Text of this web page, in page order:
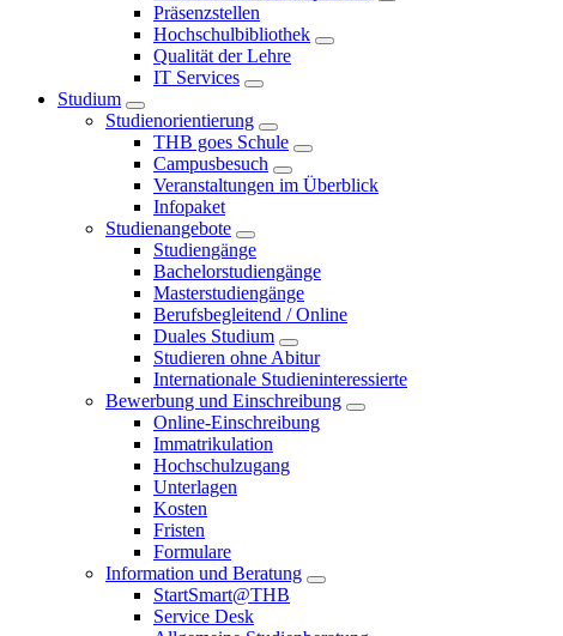
Präsenzstellen
Hochschulbibliothek
Qualität der Lehre
IT Services
Studium
Studienorientierung
THB goes Schule
Campusbesuch
Veranstaltungen im Überblick
Infopaket
Studienangebote
Studiengänge
Bachelorstudiengänge
Masterstudiengänge
Berufsbegleitend / Online
Duales Studium
Studieren ohne Abitur
Internationale Studieninteressierte
Bewerbung und Einschreibung
Online-Einschreibung
Immatrikulation
Hochschulzugang
Unterlagen
Kosten
Fristen
Formulare
Information und Beratung
StartSmart@THB
Service Desk